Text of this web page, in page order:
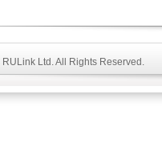
Ltd. All Rights Reserved.